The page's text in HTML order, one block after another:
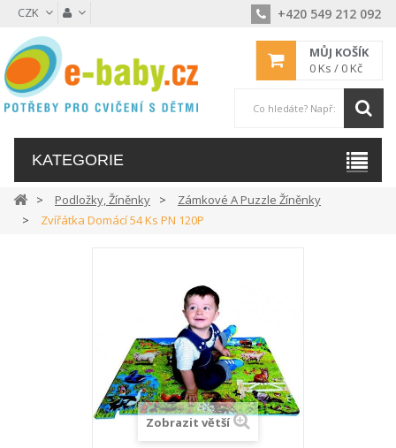
CZK +420 549 212 092
MŮJ KOŠÍK
0 Ks / 0 Kč
KATEGORIE
Podložky, Žíněnky
Zámkové A Puzzle Žíněnky
Zvířátka Domácí 54 Ks PN 120P
Zobrazit větší